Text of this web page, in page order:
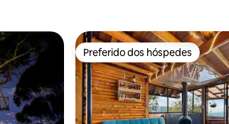
Preferido dos hóspedes
Preferido dos hóspedes